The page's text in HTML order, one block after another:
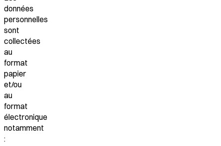
données
personnelles
sont
collectées
au
format
papier
et/ou
au
format
électronique
notamment
: